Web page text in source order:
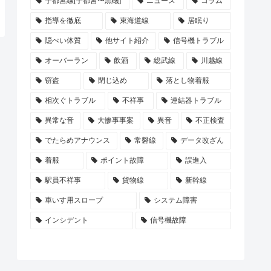
指導を徹底 東海道線 居眠り
隠ぺい体質 他サイト紹介 信号機トラブル
オーバーラン 飲酒 総武線 川越線
窃盗 閉じ込め 落とし物着服
相次ぐトラブル 不祥事 連結器トラブル
異常な音 大惨事事案 異音 不正検査
でたらめアナウンス 常磐線 データ改ざん
着服 ポイント故障 誤進入
駅員不祥事 貨物線 新幹線
車いす用スロープ システム障害
インシデント 信号機故障